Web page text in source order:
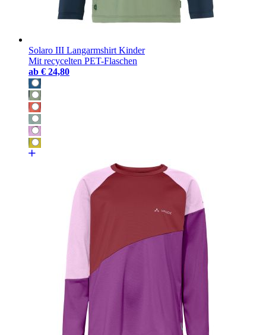
Solaro III Langarmshirt Kinder
Mit recycelten PET-Flaschen
ab € 24,80